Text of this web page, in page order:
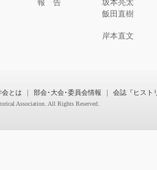
報 告
坂本亮太
飯田直樹
岸本直文
とは ｜ 部会･大会･委員会情報 ｜ 会誌『ヒスト
Association. All Rights Reserved.